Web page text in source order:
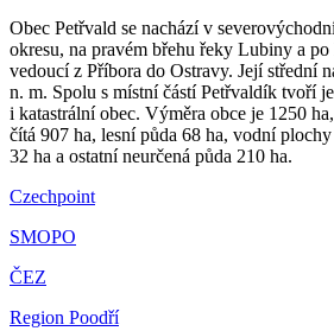
Obec Petřvald se nachází v
okresu, na pravém břehu řeky Lubiny a po
vedoucí z Příbora do Ostravy. Její střední
n. m. Spolu s místní částí Petřvaldík tvoří
i katastrální obec. Výměra obce je 1250
čítá 907 ha, lesní půda 68 ha, vodní
32 ha a ostatní neurčená půda 210 ha.
Czechpoint
SMOPO
ČEZ
Region Poodří